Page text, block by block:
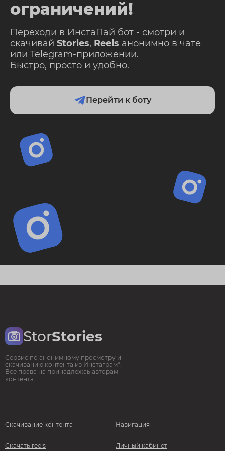
ограничений!
Переходи в ИнстаПай бот - смотри и
скачивай Stories, Reels анонимно в чате
или Telegram-приложении.
Быстро, просто и удобно.
Перейти к боту
StorStories
Сервис по анонимному просмотру и
скачиванию контента из Инстаграм*.
Все права на принадлежаь авторам
контента.
Скачивание контента
Скачать reels
Навигация
Личный кабинет